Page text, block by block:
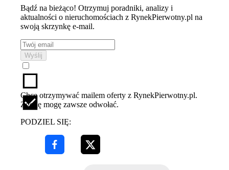
Bądź na bieżąco! Otrzymuj poradniki, analizy i
aktualności o nieruchomościach z RynekPierwotny.pl na
swoją skrzynkę e-mail.
Wyślij
Chcę otrzymywać mailem oferty z RynekPierwotny.pl.
Zgodę mogę zawsze odwołać.
PODZIEL SIĘ: